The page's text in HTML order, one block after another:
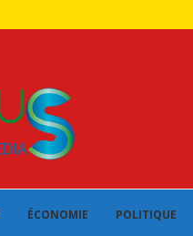
ÉCONOMIE POLITIQUE